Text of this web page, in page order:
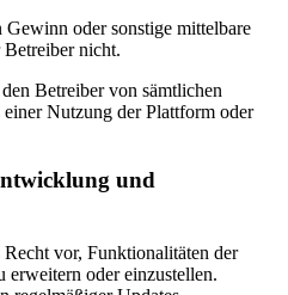
Gewinn oder sonstige mittelbare
nicht.
Betreiber von sämtlichen
Nutzung der Plattform oder
und
vor, Funktionalitäten der
erweitern oder einzustellen.